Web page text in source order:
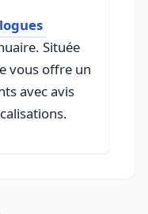
Située
vous offre un
avec avis